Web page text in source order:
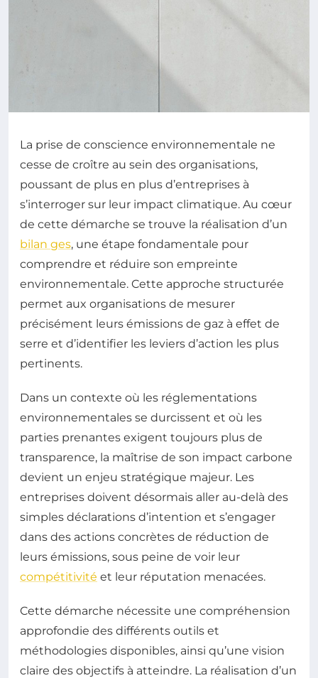
La prise de conscience environnementale ne
cesse de croître au sein des organisations,
poussant de plus en plus d’entreprises à
s’interroger sur leur impact climatique. Au cœur
de cette démarche se trouve la réalisation d’un
bilan ges, une étape fondamentale pour
comprendre et réduire son empreinte
environnementale. Cette approche structurée
permet aux organisations de mesurer
précisément leurs émissions de gaz à effet de
serre et d’identifier les leviers d’action les plus
pertinents.
Dans un contexte où les réglementations
environnementales se durcissent et où les
parties prenantes exigent toujours plus de
transparence, la maîtrise de son impact carbone
devient un enjeu stratégique majeur. Les
entreprises doivent désormais aller au-delà des
simples déclarations d’intention et s’engager
dans des actions concrètes de réduction de
leurs émissions, sous peine de voir leur
compétitivité et leur réputation menacées.
Cette démarche nécessite une compréhension
approfondie des différents outils et
méthodologies disponibles, ainsi qu’une vision
claire des objectifs à atteindre. La réalisation d’un